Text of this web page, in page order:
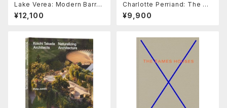
Lake Verea: Modern Barra
gán
¥12,100
Charlotte Perriand: The Art
of Dwelling
¥9,900